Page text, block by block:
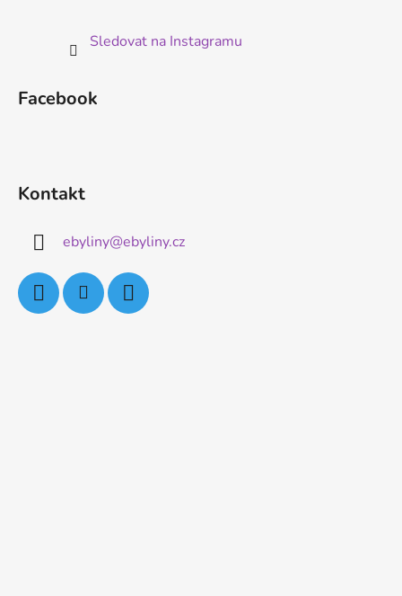
Sledovat na Instagramu
Facebook
Kontakt
ebyliny@ebyliny.cz